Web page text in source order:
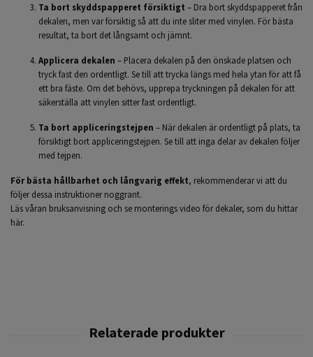
Ta bort skyddspapperet försiktigt – Dra bort skyddspapperet från
dekalen, men var försiktig så att du inte sliter med vinylen. För bästa
resultat, ta bort det långsamt och jämnt.
Applicera dekalen – Placera dekalen på den önskade platsen och
tryck fast den ordentligt. Se till att trycka längs med hela ytan för att få
ett bra fäste. Om det behövs, upprepa tryckningen på dekalen för att
säkerställa att vinylen sitter fast ordentligt.
Ta bort appliceringstejpen – När dekalen är ordentligt på plats, ta
försiktigt bort appliceringstejpen. Se till att inga delar av dekalen följer
med tejpen.
För bästa hållbarhet och långvarig effekt, rekommenderar vi att du
följer dessa instruktioner noggrant.
Läs våran bruksanvisning och se monterings video för dekaler, som du hittar
här.